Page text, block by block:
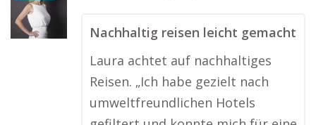
Nachhaltig reisen leicht gemacht
Laura achtet auf nachhaltiges
Reisen. „Ich habe gezielt nach
umweltfreundlichen Hotels